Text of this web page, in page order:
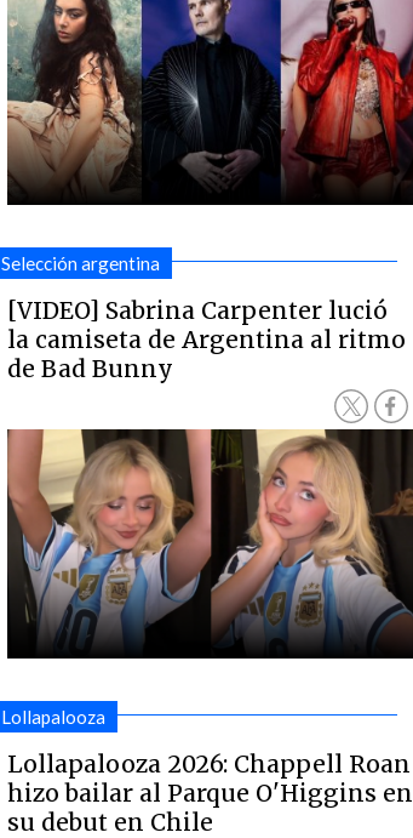
Selección argentina
[VIDEO] Sabrina Carpenter lució
la camiseta de Argentina al ritmo
de Bad Bunny
Lollapalooza
Lollapalooza 2026: Chappell Roan
hizo bailar al Parque O'Higgins en
su debut en Chile